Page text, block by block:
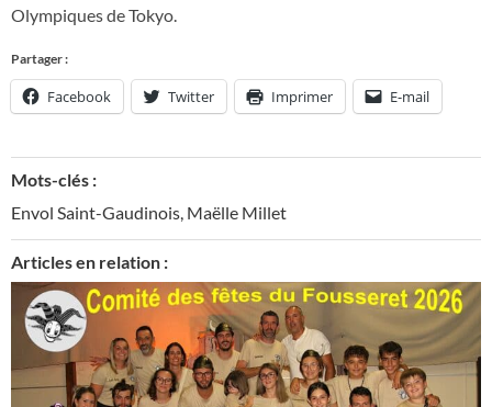
Olympiques de Tokyo.
Partager :
Facebook Twitter Imprimer E-mail
Mots-clés :
Envol Saint-Gaudinois, Maëlle Millet
Articles en relation :